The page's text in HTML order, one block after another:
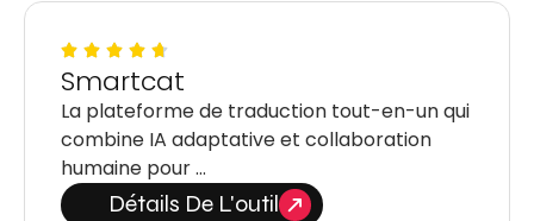
Smartcat
La plateforme de traduction tout-en-un qui
combine IA adaptative et collaboration
humaine pour …
Détails De L'outil